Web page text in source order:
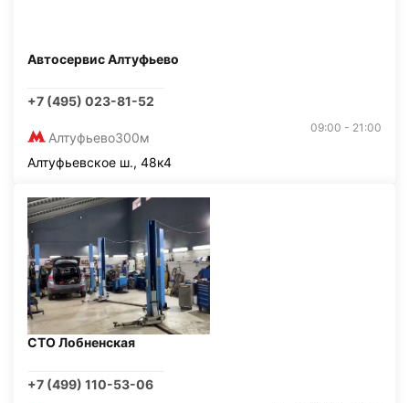
Автосервис Алтуфьево
+7 (495) 023-81-52
Алтуфьево300м
09:00 - 21:00
Алтуфьевское ш., 48к4
СТО Лобненская
+7 (499) 110-53-06